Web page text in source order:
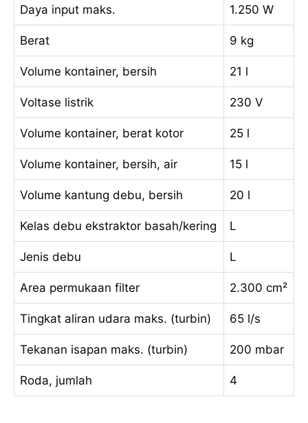
Daya input maks. 1.250 W
Berat 9 kg
Volume kontainer, bersih 21 l
Voltase listrik 230 V
Volume kontainer, berat kotor 25 l
Volume kontainer, bersih, air 15 l
Volume kantung debu, bersih 20 l
Kelas debu ekstraktor basah/kering L
Jenis debu L
Area permukaan filter 2.300 cm²
Tingkat aliran udara maks. (turbin) 65 l/s
Tekanan isapan maks. (turbin) 200 mbar
Roda, jumlah 4